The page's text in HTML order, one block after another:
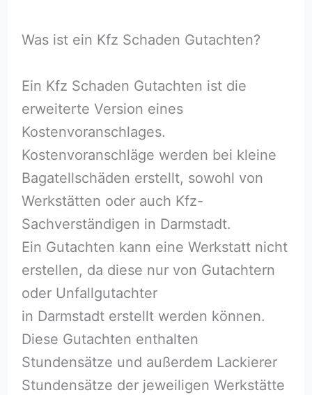
Was ist ein Kfz Schaden Gutachten?
Ein Kfz Schaden Gutachten ist die
erweiterte Version eines
Kostenvoranschlages.
Kostenvoranschläge werden bei kleine
Bagatellschäden erstellt, sowohl von
Werkstätten oder auch Kfz-
Sachverständigen in Darmstadt.
Ein Gutachten kann eine Werkstatt nicht
erstellen, da diese nur von Gutachtern
oder Unfallgutachter
in Darmstadt erstellt werden können.
Diese Gutachten enthalten
Stundensätze und außerdem Lackierer
Stundensätze der jeweiligen Werkstätte